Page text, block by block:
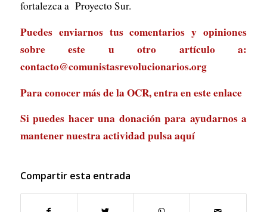
fortalezca a Proyecto Sur.
Puedes enviarnos tus comentarios y opiniones
sobre este u otro artículo a:
contacto@comunistasrevolucionarios.org
Para conocer más de la OCR, entra eneste enlace
Si puedes hacer una donación para ayudarnos a
mantener nuestra actividad pulsa aquí
Compartir esta entrada